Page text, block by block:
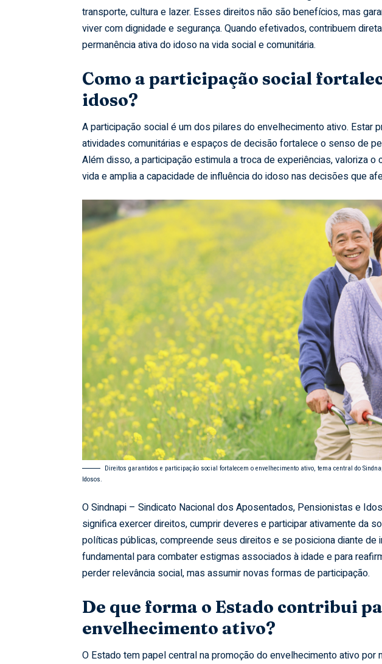
transporte, cultura e lazer. Esses direitos não são benefícios, mas
viver com dignidade e segurança. Quando efetivados, contribuem
permanência ativa do idoso na vida social e comunitária.
Como a participação social
idoso?
A participação social é um dos pilares do envelhecimento ativo. Estar
atividades comunitárias e espaços de decisão fortalece o senso de
Além disso, a participação estimula a troca de experiências, valoriza o
vida e amplia a capacidade de influência do idoso nas decisões que
Direitos garantidos e participação social fortalecem o envelhecimento ativo, tema central do
Idosos.
O Sindnapi – Sindicato Nacional dos Aposentados, Pensionistas e
significa exercer direitos, cumprir deveres e participar ativamente da
políticas públicas, compreende seus direitos e se posiciona diante de
fundamental para combater estigmas associados à idade e para
perder relevância social, mas assumir novas formas de participação.
De que forma o Estado contribui
envelhecimento ativo?
O Estado tem papel central na promoção do envelhecimento ativo